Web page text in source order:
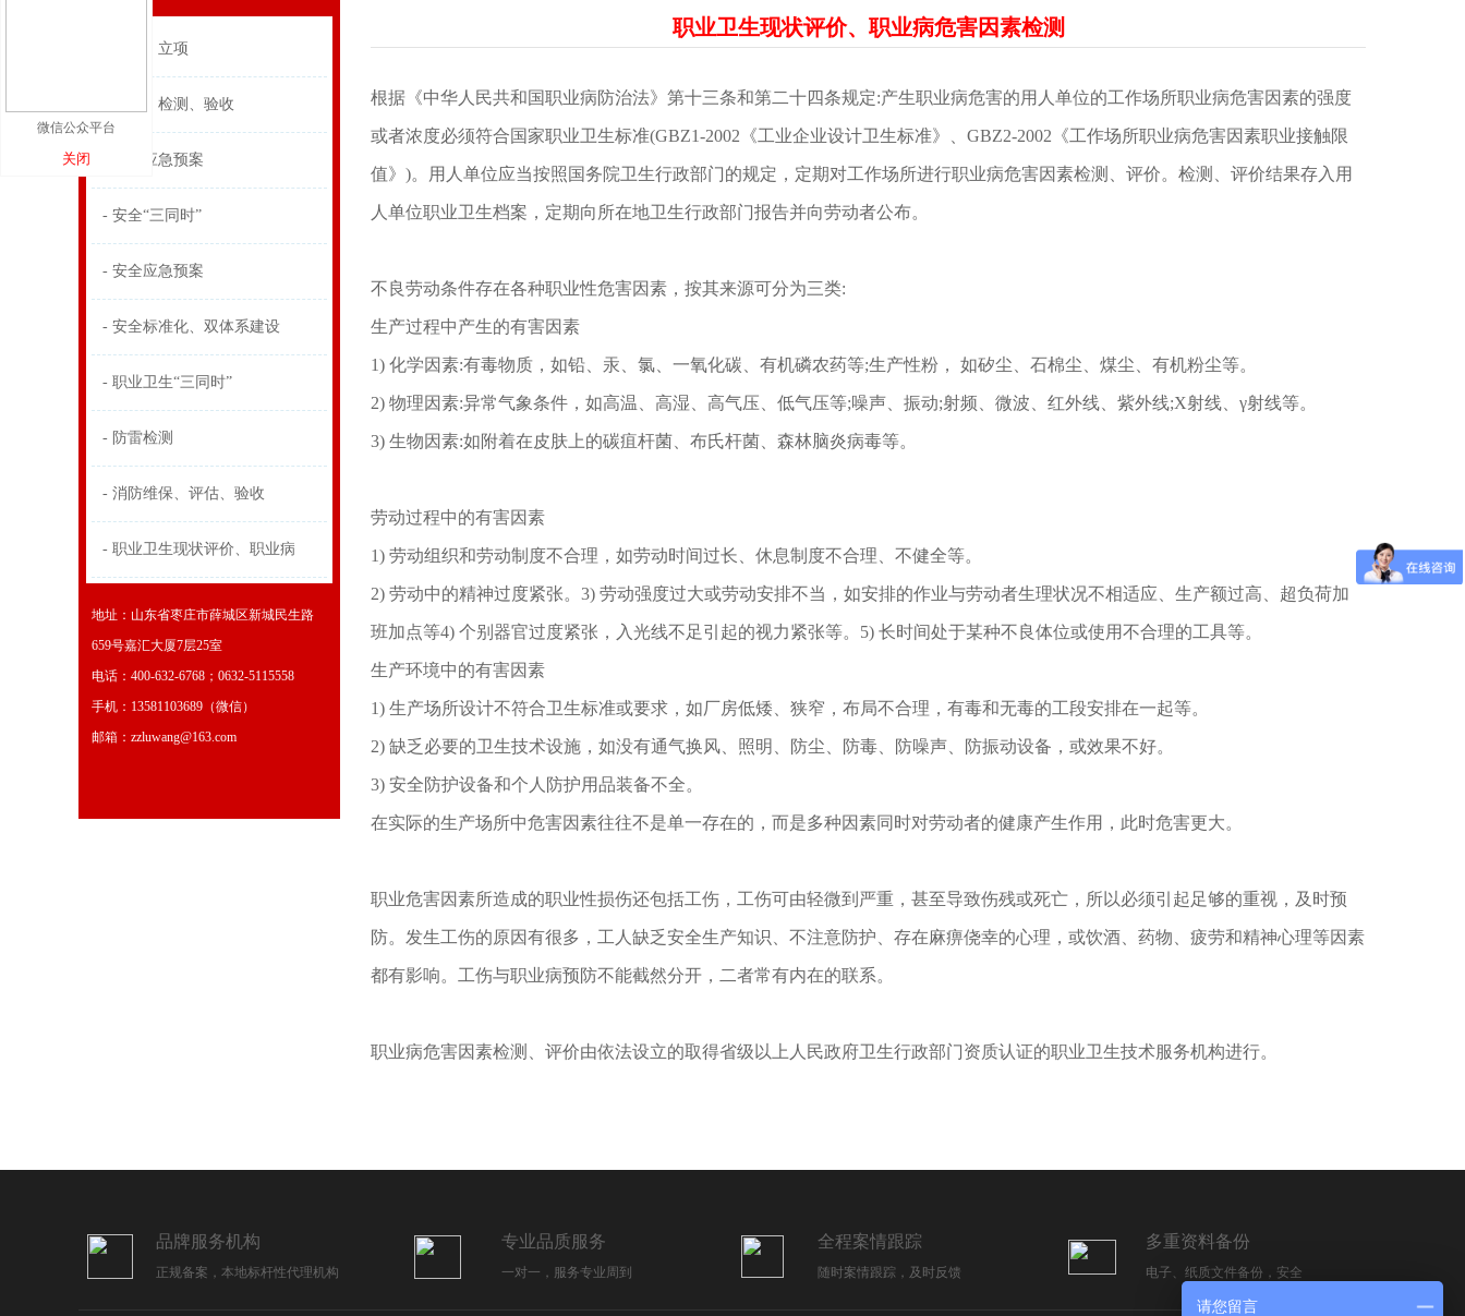
- 可研、立项
- 环评、检测、验收
- 环境应急预案
- 安全“三同时”
- 安全应急预案
- 安全标准化、双体系建设
- 职业卫生“三同时”
- 防雷检测
- 消防维保、评估、验收
- 职业卫生现状评价、职业病
地址：山东省枣庄市薛城区新城民生路
659号嘉汇大厦7层25室
电话：400-632-6768；0632-5115558
手机：13581103689（微信）
邮箱：zzluwang@163.com
职业卫生现状评价、职业病危害因素检测
根据《中华人民共和国职业病防治法》第十三条和第二十四条规定:产生职业病危害的用人单位的工作场所职业病危害因素的强度
或者浓度必须符合国家职业卫生标准(GBZ1-2002《工业企业设计卫生标准》、GBZ2-2002《工作场所职业病危害因素职业接触限
值》)。用人单位应当按照国务院卫生行政部门的规定，定期对工作场所进行职业病危害因素检测、评价。检测、评价结果存入用
人单位职业卫生档案，定期向所在地卫生行政部门报告并向劳动者公布。
不良劳动条件存在各种职业性危害因素，按其来源可分为三类:
生产过程中产生的有害因素
1) 化学因素:有毒物质，如铅、汞、氯、一氧化碳、有机磷农药等;生产性粉， 如矽尘、石棉尘、煤尘、有机粉尘等。
2) 物理因素:异常气象条件，如高温、高湿、高气压、低气压等;噪声、振动;射频、微波、红外线、紫外线;X射线、γ射线等。
3) 生物因素:如附着在皮肤上的碳疽杆菌、布氏杆菌、森林脑炎病毒等。
劳动过程中的有害因素
1) 劳动组织和劳动制度不合理，如劳动时间过长、休息制度不合理、不健全等。
2) 劳动中的精神过度紧张。3) 劳动强度过大或劳动安排不当，如安排的作业与劳动者生理状况不相适应、生产额过高、超负荷加
班加点等4) 个别器官过度紧张，入光线不足引起的视力紧张等。5) 长时间处于某种不良体位或使用不合理的工具等。
生产环境中的有害因素
1) 生产场所设计不符合卫生标准或要求，如厂房低矮、狭窄，布局不合理，有毒和无毒的工段安排在一起等。
2) 缺乏必要的卫生技术设施，如没有通气换风、照明、防尘、防毒、防噪声、防振动设备，或效果不好。
3) 安全防护设备和个人防护用品装备不全。
在实际的生产场所中危害因素往往不是单一存在的，而是多种因素同时对劳动者的健康产生作用，此时危害更大。
职业危害因素所造成的职业性损伤还包括工伤，工伤可由轻微到严重，甚至导致伤残或死亡，所以必须引起足够的重视，及时预
防。发生工伤的原因有很多，工人缺乏安全生产知识、不注意防护、存在麻痹侥幸的心理，或饮酒、药物、疲劳和精神心理等因素
都有影响。工伤与职业病预防不能截然分开，二者常有内在的联系。
职业病危害因素检测、评价由依法设立的取得省级以上人民政府卫生行政部门资质认证的职业卫生技术服务机构进行。
品牌服务机构
正规备案，本地标杆性代理机构
专业品质服务
一对一，服务专业周到
全程案情跟踪
随时案情跟踪，及时反馈
多重资料备份
电子、纸质文件备份，安全
微信公众平台
关闭
请您留言